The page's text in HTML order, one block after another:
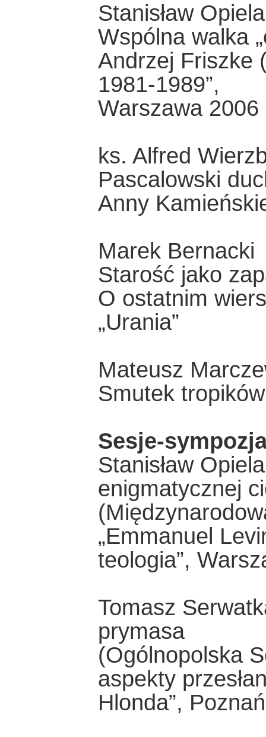
Stanisław
Wspólna walka
Andrzej Friszke
1981-1989”,
Warszawa 2006
ks. Alfred
Pascalowski
Anny
Marek Bernacki
Starość jako
O ostatnim
„Urania”
Mateusz
Smutek tropików
Sesje-
Stanisław
enigmatycznej
„Emmanuel
teologia”,
Tomasz
prymasa
(Ogólnopolska
aspekty
Hlonda”,